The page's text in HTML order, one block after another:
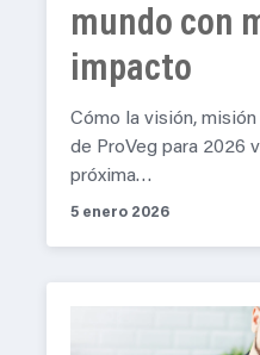
mundo con
impacto
Cómo la visión,
de ProVeg para 2026
próxima…
5 enero 2026